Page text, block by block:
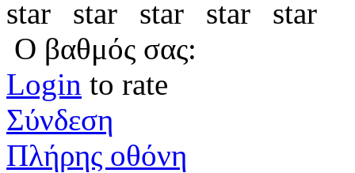
Ο βαθμός σας:
Login to rate
Σύνδεση
Πλήρης οθόνη